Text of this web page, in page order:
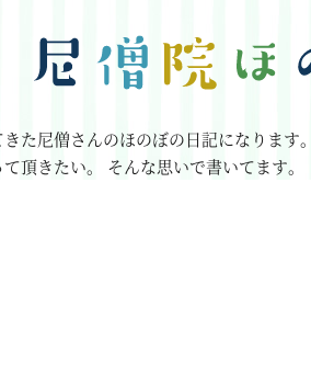
た尼僧さんのほのぼの日記になります。
頂きたい。 そんな思いで書いてます。